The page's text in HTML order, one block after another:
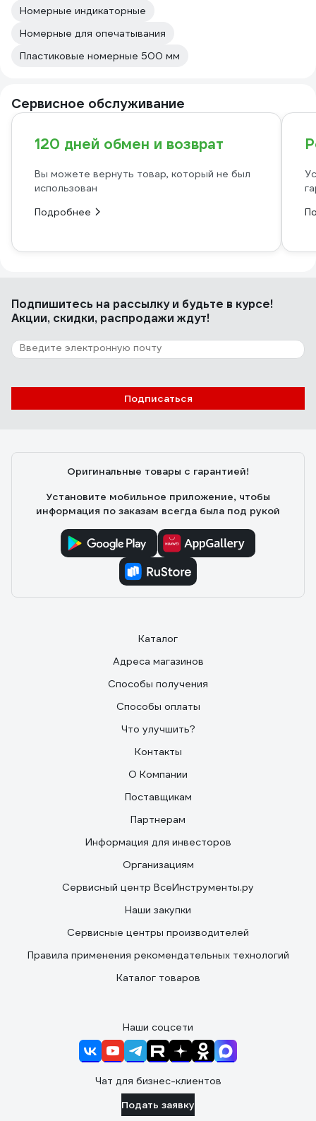
Номерные индикаторные
Номерные для опечатывания
Пластиковые номерные 500 мм
Сервисное обслуживание
120 дней обмен и возврат
Вы можете вернуть товар, который не был
использован
Подробнее
Подпишитесь на рассылкуи будьте в курсе!
Акции, скидки, распродажи ждут!
Подписаться
Оригинальные товары с гарантией!
Установите мобильное приложение, чтобы
информация по заказам всегда была под рукой
Каталог
Адреса магазинов
Способы получения
Способы оплаты
Что улучшить?
Контакты
О Компании
Поставщикам
Партнерам
Информация для инвесторов
Организациям
Сервисный центр ВсеИнструменты.ру
Наши закупки
Сервисные центры производителей
Правила применения рекомендательных технологий
Каталог товаров
Наши соцсети
Чат для бизнес-клиентов
Подать заявку